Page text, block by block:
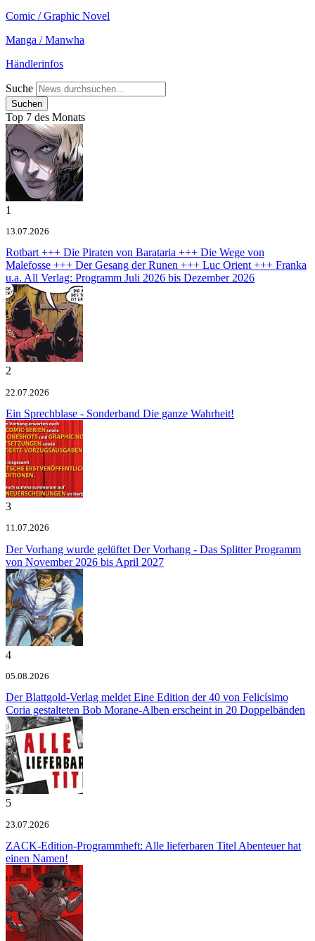
Comic / Graphic Novel
Manga / Manwha
Händlerinfos
Suche
Top 7 des Monats
1
13.07.2026
Rotbart +++ Die Piraten von Barataria +++ Die Wege von
Malefosse +++ Der Gesang der Runen +++ Luc Orient +++ Franka
u.a. All Verlag: Programm Juli 2026 bis Dezember 2026
2
22.07.2026
Ein Sprechblase - Sonderband Die ganze Wahrheit!
3
11.07.2026
Der Vorhang wurde gelüftet Der Vorhang - Das Splitter Programm
von November 2026 bis April 2027
4
05.08.2026
Der Blattgold-Verlag meldet Eine Edition der 40 von Felicísimo
Coria gestalteten Bob Morane-Alben erscheint in 20 Doppelbänden
5
23.07.2026
ZACK-Edition-Programmheft: Alle lieferbaren Titel Abenteuer hat
einen Namen!